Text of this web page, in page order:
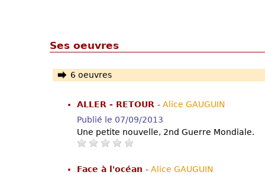
Ses oeuvres
6 oeuvres
ALLER - RETOUR - Alice GAUGUIN
Publié le 07/09/2013
Une petite nouvelle, 2nd Guerre Mondiale.
Face à l'océan - Alice GAUGUIN